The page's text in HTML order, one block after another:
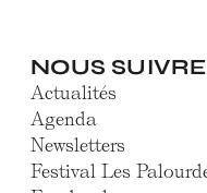
NOUS SUIVRE
Actualités
Agenda
Newsletters
Festival Les